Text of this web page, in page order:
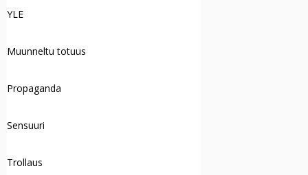
YLE
Muunneltu totuus
Propaganda
Sensuuri
Trollaus